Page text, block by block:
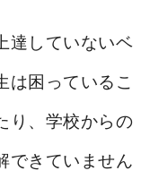
達していないベ
は困っているこ
り、学校からの
できていません